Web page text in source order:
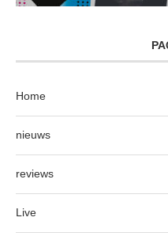
Home
nieuws
reviews
Live